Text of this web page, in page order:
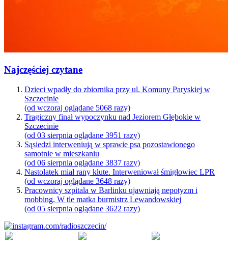
Najczęściej czytane
Dzieci wpadły do zbiornika przy ul. Komuny Paryskiej w
Szczecinie
(od wczoraj oglądane 5068 razy)
Tragiczny finał wypoczynku nad Jeziorem Głębokie w
Szczecinie
(od 03 sierpnia oglądane 3951 razy)
Sąsiedzi interweniują w sprawie psa pozostawionego
samotnie w mieszkaniu
(od 06 sierpnia oglądane 3837 razy)
Nastolatek miał rany kłute. Interweniował śmigłowiec LPR
(od wczoraj oglądane 3648 razy)
Pracownicy szpitala w Barlinku ujawniają nepotyzm i
mobbing. W tle matka burmistrz Lewandowskiej
(od 05 sierpnia oglądane 3622 razy)